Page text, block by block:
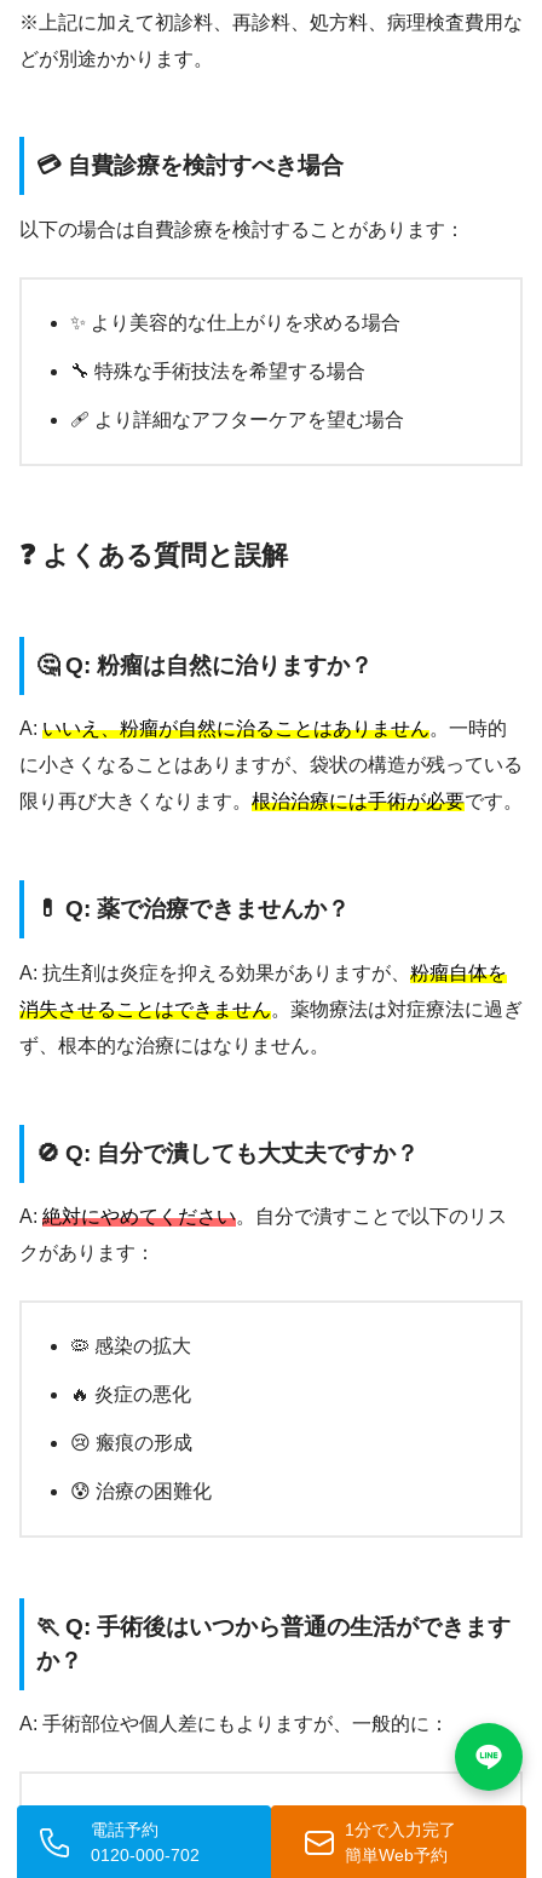
※上記に加えて初診料、再診料、処方料、病理検査費用な
どが別途かかります。
💳 自費診療を検討すべき場合
以下の場合は自費診療を検討することがあります：
✨ より美容的な仕上がりを求める場合
🔧 特殊な手術技法を希望する場合
🩹 より詳細なアフターケアを望む場合
❓ よくある質問と誤解
🤔 Q: 粉瘤は自然に治りますか？
A: いいえ、粉瘤が自然に治ることはありません。一時的
に小さくなることはありますが、袋状の構造が残っている
限り再び大きくなります。 根治治療には手術が必要です。
💊 Q: 薬で治療できませんか？
A: 抗生剤は炎症を抑える効果がありますが、 粉瘤自体を
消失させることはできません。薬物療法は対症療法に過ぎ
ず、根本的な治療にはなりません。
🚫 Q: 自分で潰しても大丈夫ですか？
A: 絶対にやめてください。自分で潰すことで以下のリス
クがあります：
🦠 感染の拡大
🔥 炎症の悪化
😢 瘢痕の形成
😰 治療の困難化
🏃 Q: 手術後はいつから普通の生活ができます
か？
A: 手術部位や個人差にもよりますが、一般的に：
💼 事務仕事：
🏋️ 重労働：1-2週間後
電話予約
0120-000-702
1分で入力完了
簡単Web予約